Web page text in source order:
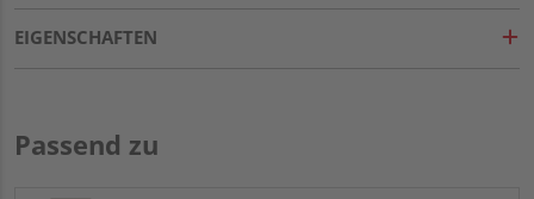
EIGENSCHAFTEN
Passend zu